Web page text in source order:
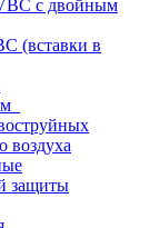
с двойным
(вставки в
воздуха
защиты